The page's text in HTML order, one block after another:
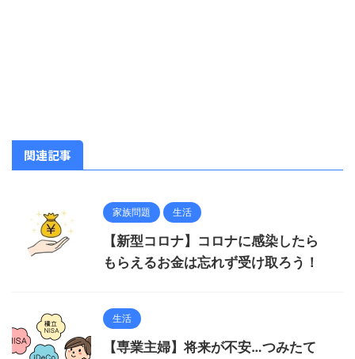
関連記事
家族問題 生活
【新型コロナ】コロナに感染したら
もらえるお金は忘れず受け取ろう！
生活
【専業主婦】将来が不安…つみたて